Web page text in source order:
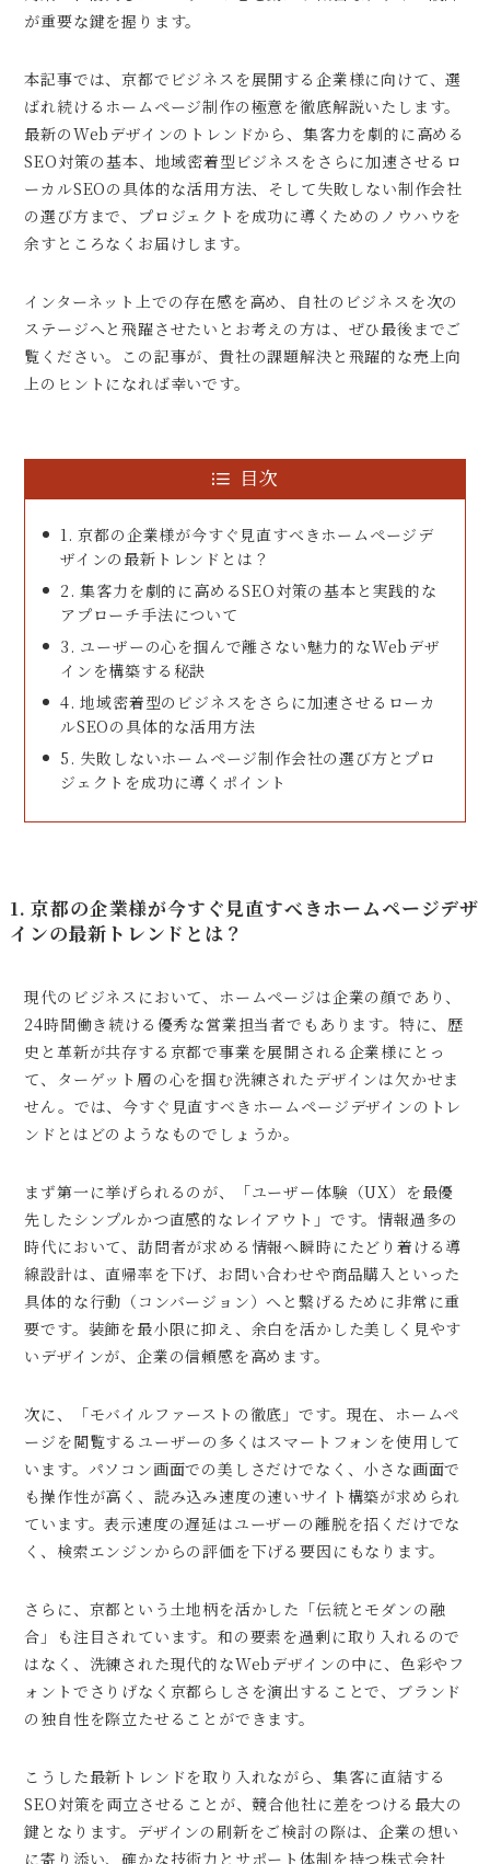
が重要な鍵を握ります。
本記事では、京都でビジネスを展開する企業様に向けて、選
ばれ続けるホームページ制作の極意を徹底解説いたします。
最新のWebデザインのトレンドから、集客力を劇的に高める
SEO対策の基本、地域密着型ビジネスをさらに加速させるロ
ーカルSEOの具体的な活用方法、そして失敗しない制作会社
の選び方まで、プロジェクトを成功に導くためのノウハウを
余すところなくお届けします。
インターネット上での存在感を高め、自社のビジネスを次の
ステージへと飛躍させたいとお考えの方は、ぜひ最後までご
覧ください。この記事が、貴社の課題解決と飛躍的な売上向
上のヒントになれば幸いです。
目次
1. 京都の企業様が今すぐ見直すべきホームページデ
ザインの最新トレンドとは？
2. 集客力を劇的に高めるSEO対策の基本と実践的な
アプローチ手法について
3. ユーザーの心を掴んで離さない魅力的なWebデザ
インを構築する秘訣
4. 地域密着型のビジネスをさらに加速させるローカ
ルSEOの具体的な活用方法
5. 失敗しないホームページ制作会社の選び方とプロ
ジェクトを成功に導くポイント
1. 京都の企業様が今すぐ見直すべきホームページデザ
インの最新トレンドとは？
現代のビジネスにおいて、ホームページは企業の顔であり、
24時間働き続ける優秀な営業担当者でもあります。特に、歴
史と革新が共存する京都で事業を展開される企業様にとっ
て、ターゲット層の心を掴む洗練されたデザインは欠かせま
せん。では、今すぐ見直すべきホームページデザインのトレ
ンドとはどのようなものでしょうか。
まず第一に挙げられるのが、「ユーザー体験（UX）を最優
先したシンプルかつ直感的なレイアウト」です。情報過多の
時代において、訪問者が求める情報へ瞬時にたどり着ける導
線設計は、直帰率を下げ、お問い合わせや商品購入といった
具体的な行動（コンバージョン）へと繋げるために非常に重
要です。装飾を最小限に抑え、余白を活かした美しく見やす
いデザインが、企業の信頼感を高めます。
次に、「モバイルファーストの徹底」です。現在、ホームペ
ージを閲覧するユーザーの多くはスマートフォンを使用して
います。パソコン画面での美しさだけでなく、小さな画面で
も操作性が高く、読み込み速度の速いサイト構築が求められ
ています。表示速度の遅延はユーザーの離脱を招くだけでな
く、検索エンジンからの評価を下げる要因にもなります。
さらに、京都という土地柄を活かした「伝統とモダンの融
合」も注目されています。和の要素を過剰に取り入れるので
はなく、洗練された現代的なWebデザインの中に、色彩やフ
ォントでさりげなく京都らしさを演出することで、ブランド
の独自性を際立たせることができます。
こうした最新トレンドを取り入れながら、集客に直結する
SEO対策を両立させることが、競合他社に差をつける最大の
鍵となります。デザインの刷新をご検討の際は、企業の想い
に寄り添い、確かな技術力とサポート体制を持つ株式会社